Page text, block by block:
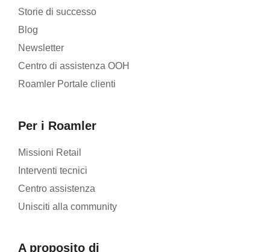
Storie di successo
Blog
Newsletter
Centro di assistenza OOH
Roamler Portale clienti
Per i Roamler
Missioni Retail
Interventi tecnici
Centro assistenza
Unisciti alla community
A proposito di